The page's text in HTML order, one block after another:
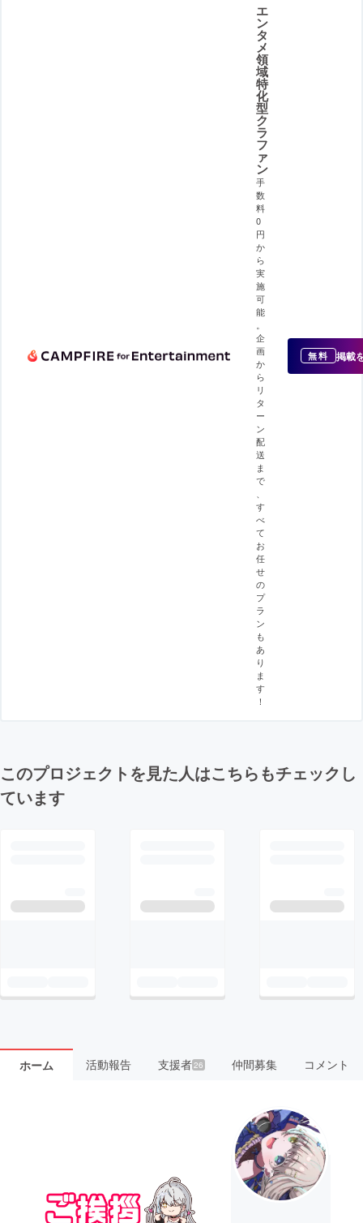
エ
ン
タ
メ
領
域
特
化
型
ク
ラ
フ
ァ
ン
手
数
料
0
円
か
ら
実
施
可
能
企
画
か
ら
リ
タ
ー
ン
配
送
ま
で
す
べ
て
お
任
せ
の
プ
ラ
ン
も
あ
り
ま
す
！
無料 掲載
このプロジェクトを見た人はこちらもチェックし
ています
ホーム 活動報告 支援者 26 仲間募集 コメント